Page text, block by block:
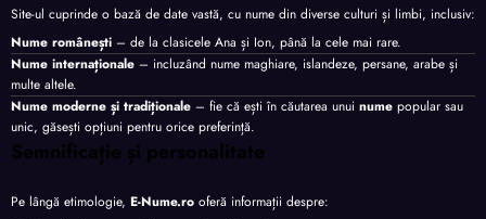
Site-ul cuprinde o bază de date vastă, cu nume din diverse culturi și limbi, inclusiv:
Nume românești – de la clasicele Ana și Ion, până la cele mai rare.
Nume internaționale – incluzând nume maghiare, islandeze, persane, arabe și
multe altele.
Nume moderne și tradiționale – fie că ești în căutarea unui nume popular sau
unic, găsești opțiuni pentru orice preferință.
Semnificație și personalitate
Pe lângă etimologie, E-Nume.ro oferă informații despre: